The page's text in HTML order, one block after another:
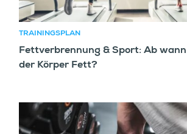
TRAININGSPLAN
Fettverbrennung & Sport: Ab
der Körper Fett?